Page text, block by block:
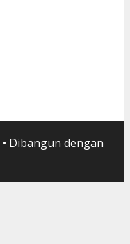
• Dibangun dengan